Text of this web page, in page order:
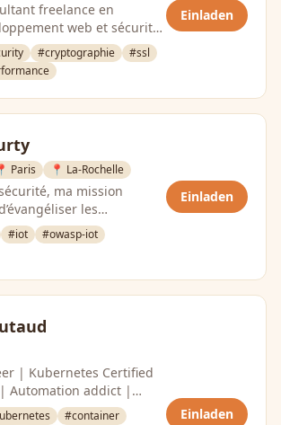
freelance en
web et sécurité,
mobile, hacker
#cryptographie
#ssl
Einladen
Paris 📍 La-Rochelle
ma mission
les
une prise en compte
#iot
#owasp-iot
Einladen
| Kubernetes Certified
Automation addict |
#container
Einladen